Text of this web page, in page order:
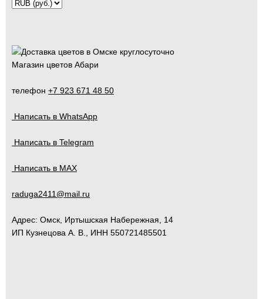
Магазин цветов Абари
телефон +7 923 671 48 50
Написать в WhatsApp
Написать в Telegram
Написать в MAX
raduga2411@mail.ru
Адрес: Омск Иртышская Набережная, 14
ИП Кузнецова А. В., ИНН 550721485501